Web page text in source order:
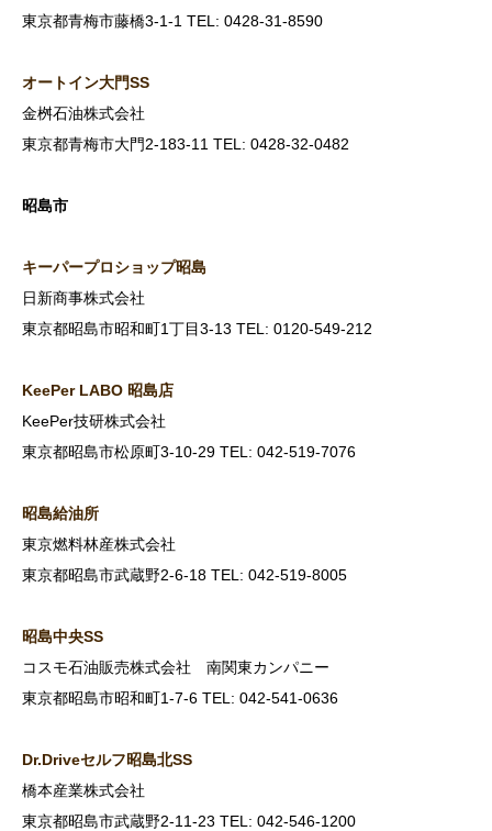
東京都青梅市藤橋3-1-1 TEL: 0428-31-8590
オートイン大門SS
金桝石油株式会社
東京都青梅市大門2-183-11 TEL: 0428-32-0482
昭島市
キーパープロショップ昭島
日新商事株式会社
東京都昭島市昭和町1丁目3-13 TEL: 0120-549-212
KeePer LABO 昭島店
KeePer技研株式会社
東京都昭島市松原町3-10-29 TEL: 042-519-7076
昭島給油所
東京燃料林産株式会社
東京都昭島市武蔵野2-6-18 TEL: 042-519-8005
昭島中央SS
コスモ石油販売株式会社 南関東カンパニー
東京都昭島市昭和町1-7-6 TEL: 042-541-0636
Dr.Driveセルフ昭島北SS
橋本産業株式会社
東京都昭島市武蔵野2-11-23 TEL: 042-546-1200